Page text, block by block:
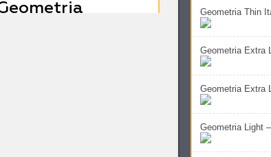
Geometria Thin
Geometria Extra
Geometria Extra
Geometria Light